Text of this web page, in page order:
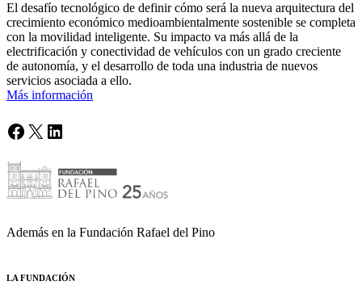
El desafío tecnológico de definir cómo será la nueva arquitectura del
crecimiento económico medioambientalmente sostenible se completa
con la movilidad inteligente. Su impacto va más allá de la
electrificación y conectividad de vehículos con un grado creciente
de autonomía, y el desarrollo de toda una industria de nuevos
servicios asociada a ello.
Más información
Facebook
X LinkedIn
Además en la Fundación Rafael del Pino
LA FUNDACIÓN